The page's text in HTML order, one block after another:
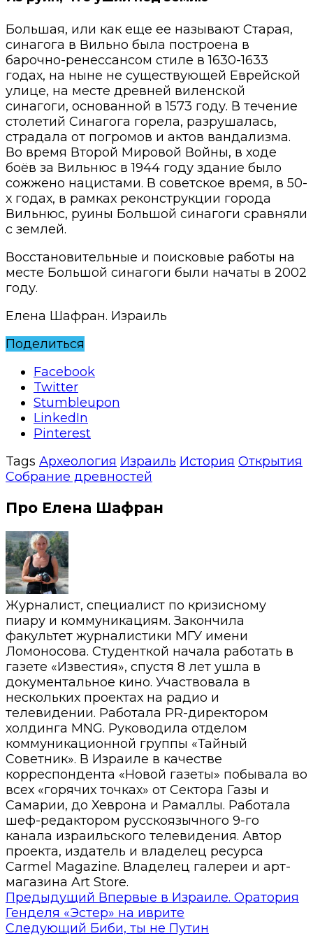
Большая, или как еще ее называют Старая,
синагога в Вильно была построена в
барочно-ренессансом стиле в 1630-1633
годах, на ныне не существующей Еврейской
улице, на месте древней виленской
синагоги, основанной в 1573 году. В течение
столетий Синагога горела, разрушалась,
страдала от погромов и актов вандализма.
Во время Второй Мировой Войны, в ходе
боёв за Вильнюс в 1944 году здание было
сожжено нацистами. В советское время, в 50-
х годах, в рамках реконструкции города
Вильнюс, руины Большой синагоги сравняли
с землей.
Восстановительные и поисковые работы на
месте Большой синагоги были начаты в 2002
году.
Елена Шафран. Израиль
Поделиться
Facebook
Twitter
Stumbleupon
LinkedIn
Pinterest
Tags Археология Израиль История Открытия
Собрание древностей
Про Елена Шафран
Журналист, специалист по кризисному
пиару и коммуникациям. Закончила
факультет журналистики МГУ имени
Ломоносова. Студенткой начала работать в
газете «Известия», спустя 8 лет ушла в
документальное кино. Участвовала в
нескольких проектах на радио и
телевидении. Работала PR-директором
холдинга MNG. Руководила отделом
коммуникационной группы «Тайный
Советник». В Израиле в качестве
корреспондента «Новой газеты» побывала во
всех «горячих точках» от Сектора Газы и
Самарии, до Хеврона и Рамаллы. Работала
шеф-редактором русскоязычного 9-го
канала израильского телевидения. Автор
проекта, издатель и владелец ресурса
Carmel Magazine. Владелец галереи и арт-
магазина Art Store.
Предыдущий Впервые в Израиле. Оратория
Генделя «Эстер» на иврите
Следующий Биби, ты не Путин